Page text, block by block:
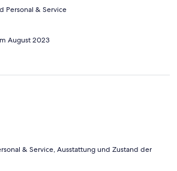
Personal & Service
August 2023
& Service, Ausstattung und Zustand der